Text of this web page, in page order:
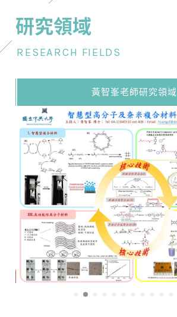
研究領域
RESEARCH FIELDS
黃智峯老師研究領域